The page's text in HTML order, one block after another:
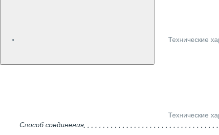
Технические
Технические
Способ соединения